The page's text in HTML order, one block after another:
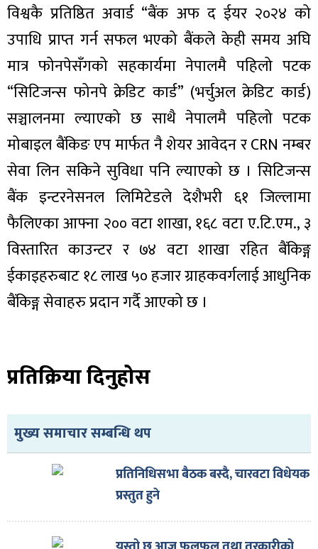
विश्वकै प्रतिष्ठित अवार्ड “बैंक अफ द ईयर २०२४ को
उपाधि प्राप्त गर्न सफल भएको बैंकले केही समय अघि
मात्र फोनपेसँगको सहकार्यमा नेपालमै पहिलो पटक
“सिटिजन्स फोनपे क्रेडिट कार्ड” (भर्चुअल क्रेडिट कार्ड)
सञ्चालनमा ल्याएको छ साथै नेपालमै पहिलो पटक
मोबाइल बैंकिङ एप मार्फत नै शेयर आवेदन र CRN नम्बर
सेवा लिन सकिने सुविधा पनि ल्याएको छ । सिटिजन्स
बैंक इन्टरनेसनल लिमिटेडले देशैभरी ६१ जिल्लामा
फैलिएका आफ्ना २०० वटा शाखा, १६८ वटा ए.टि.एम., ३
विस्तारित काउन्टर र ७४ वटा शाखा रहित बैंकिङ्ग
ईकाइहरुबाट १८ लाख ५० हजार ग्राहकवर्गलाई आधुनिक
बैंकिङ्ग सेवाहरु प्रदान गर्दै आएको छ ।
प्रतिक्रिया दिनुहोस
मुख्य समाचार सम्बन्धि थप
प्रतिनिधिसभा बैठक बस्दै, चारवटा विधेयक
प्रस्तुत हुने